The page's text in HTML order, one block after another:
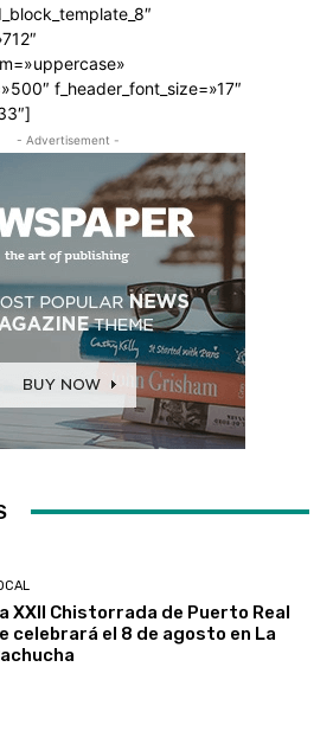
f_header_font_size=»17″
- Advertisement -
XXII Chistorrada de Puerto Real
celebrará el 8 de agosto en La